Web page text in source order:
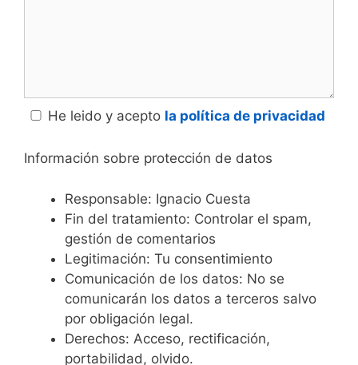
He leido y acepto la política de privacidad
Información sobre protección de datos
Responsable: Ignacio Cuesta
Fin del tratamiento: Controlar el spam,
gestión de comentarios
Legitimación: Tu consentimiento
Comunicación de los datos: No se
comunicarán los datos a terceros salvo
por obligación legal.
Derechos: Acceso, rectificación,
portabilidad, olvido.